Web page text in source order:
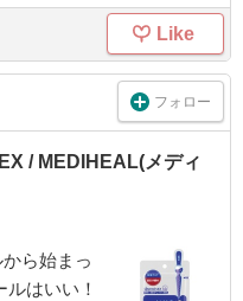
Like
フォロー
/ MEDIHEAL(メディ
ら始まっ
はいい！